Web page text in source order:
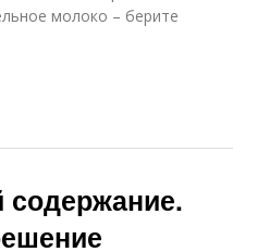
молоко – берите
содержание.